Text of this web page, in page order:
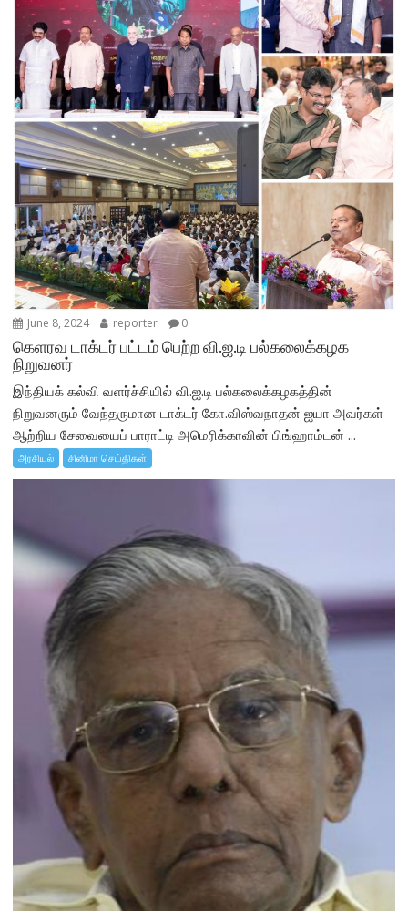
June 8, 2024 reporter 0
கெளரவ டாக்டர் பட்டம் பெற்ற வி.ஐ.டி பல்கலைக்கழக
நிறுவனர்
இந்தியக் கல்வி வளர்ச்சியில் வி.ஐ.டி பல்கலைக்கழகத்தின்
நிறுவனரும் வேந்தருமான டாக்டர் கோ.விஸ்வநாதன் ஐயா அவர்கள்
ஆற்றிய சேவையைப் பாராட்டி அமெரிக்காவின் பிங்ஹாம்டன் ...
அரசியல் சினிமா செய்திகள்